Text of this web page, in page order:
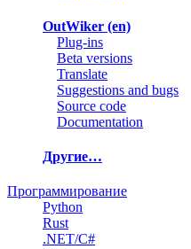
OutWiker (en)
Plug-ins
Beta versions
Translate
Suggestions and bugs
Source code
Documentation
Другие…
Программирование
Python
Rust
.NET/C#